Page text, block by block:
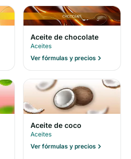
Aceite de chocolate
Aceites
Ver fórmulas y precios
Aceite de coco
Aceites
Ver fórmulas y precios